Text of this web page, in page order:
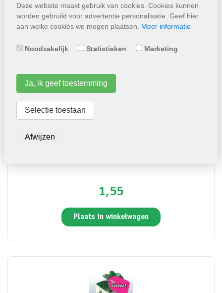
Deze website maakt gebruik van cookies. Cookies kunnen
worden gebruikt voor advertentie personalisatie. Geef hier
aan welke cookies we mogen plaatsen. Meer informatie
Noodzakelijk Statistieken Marketing
Ja, ik geef toestemming
Selectie toestaan
Afwijzen
1,55
1,55
Plaats in winkelwagen